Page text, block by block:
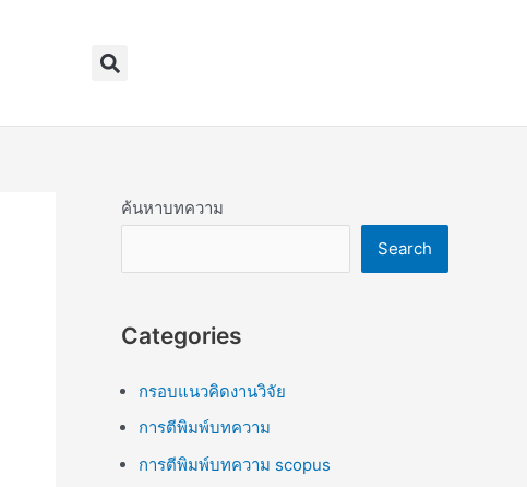
Search
ค้นหาบทความ
Search
Categories
กรอบแนวคิดงานวิจัย
การตีพิมพ์บทความ
การตีพิมพ์บทความ scopus